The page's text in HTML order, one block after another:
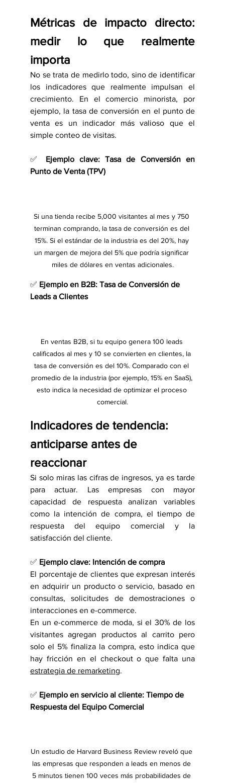
Métricas de impacto directo:
medir lo que realmente
importa
No se trata de medirlo todo, sino de identificar
los indicadores que realmente impulsan el
crecimiento. En el comercio minorista, por
ejemplo, la tasa de conversión en el punto de
venta es un indicador más valioso que el
simple conteo de visitas.
✅
Ejemplo clave: Tasa de Conversión en
Punto de Venta (TPV)
Si una tienda recibe 5,000 visitantes al mes y 750
terminan comprando, la tasa de conversión es del
15%. Si el estándar de la industria es del 20%, hay
un margen de mejora del 5% que podría significar
miles de dólares en ventas adicionales.
✅ Ejemplo en B2B: Tasa de Conversión de
Leads a Clientes
En ventas B2B, si tu equipo genera 100 leads
calificados al mes y 10 se convierten en clientes, la
tasa de conversión es del 10%. Comparado con el
promedio de la industria (por ejemplo, 15% en SaaS),
esto indica la necesidad de optimizar el proceso
comercial.
Indicadores de tendencia:
anticiparse antes de
reaccionar
Si solo miras las cifras de ingresos, ya es tarde
para actuar. Las empresas con mayor
capacidad de respuesta analizan variables
como la intención de compra, el tiempo de
respuesta del equipo comercial y la
satisfacción del cliente.
✅ Ejemplo clave: Intención de compra
El porcentaje de clientes que expresan interés
en adquirir un producto o servicio, basado en
consultas, solicitudes de demostraciones o
interacciones en e-commerce.
En un e-commerce de moda, si el 30% de los
visitantes agregan productos al carrito pero
solo el 5% finaliza la compra, esto indica que
estrategia de remarketing.
✅ Ejemplo en servicio al cliente: Tiempo de
Respuesta del Equipo Comercial
Un estudio de Harvard Business Review reveló que
las empresas que responden a leads en menos de
5 minutos tienen 100 veces más probabilidades de